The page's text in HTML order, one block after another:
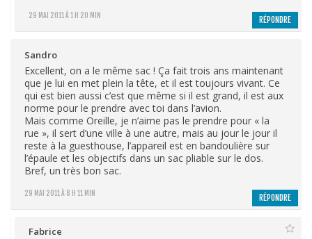
29 MAI 2011 À 1 H 20 MIN RÉPONDRE
Sandro
29 MAI 2011 À 8 H 11 MIN
Excellent, on a le même sac ! Ça fait trois ans maintenant
que je lui en met plein la tête, et il est toujours vivant. Ce
qui est bien aussi c’est que même si il est grand, il est aux
norme pour le prendre avec toi dans l’avion.
Mais comme Oreille, je n’aime pas le prendre pour « la
rue », il sert d’une ville à une autre, mais au jour le jour il
reste à la guesthouse, l’appareil est en bandoulière sur
l’épaule et les objectifs dans un sac pliable sur le dos.
Bref, un très bon sac.
RÉPONDRE
Fabrice